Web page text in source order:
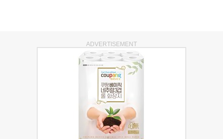
ADVERTISEMENT